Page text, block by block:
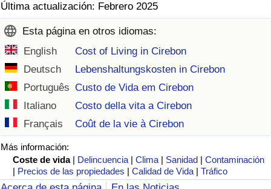
Última actualización: Febrero 2025
Esta página en otros idiomas:
English
Cost of Living in Cirebon
Deutsch
Lebenshaltungskosten in Cirebon
Português Custo de Vida em Cirebon
Italiano
Costo della vita a Cirebon
Français
Coût de la vie à Cirebon
Más información:
Coste de vida | Delincuencia |Clima | Sanidad |Contaminación
| Precios de las propiedades |Calidad de Vida |Tráfico